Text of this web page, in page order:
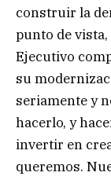
construir la
punto de
Ejecutivo
su
seriamente y
hacerlo, y
invertir en
queremos.